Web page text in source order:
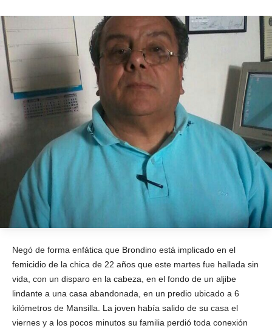
Negó de forma enfática que Brondino está implicado en el
femicidio de la chica de 22 años que este martes fue hallada sin
vida, con un disparo en la cabeza, en el fondo de un aljibe
lindante a una casa abandonada, en un predio ubicado a 6
kilómetros de Mansilla. La joven había salido de su casa el
viernes y a los pocos minutos su familia perdió toda conexión